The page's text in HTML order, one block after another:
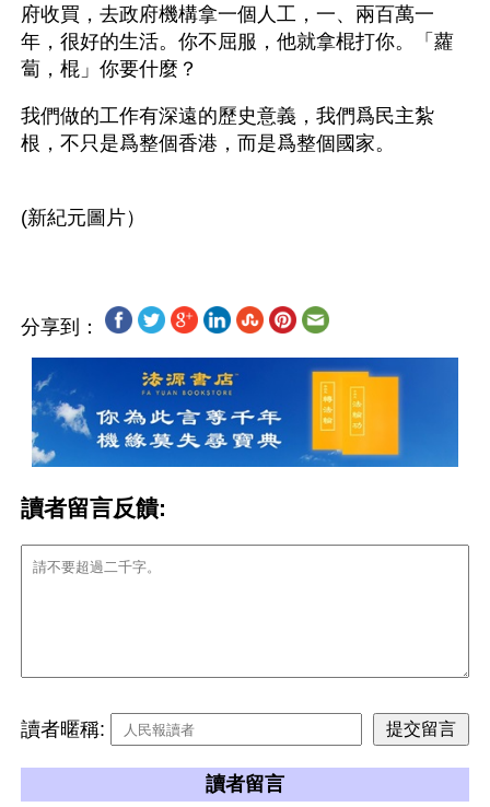
府收買，去政府機構拿一個人工，一、兩百萬一
年，很好的生活。你不屈服，他就拿棍打你。「蘿
蔔，棍」你要什麼？
我們做的工作有深遠的歷史意義，我們爲民主紮
根，不只是爲整個香港，而是爲整個國家。
分享到：
讀者留言反饋:
讀者暱稱:
讀者留言